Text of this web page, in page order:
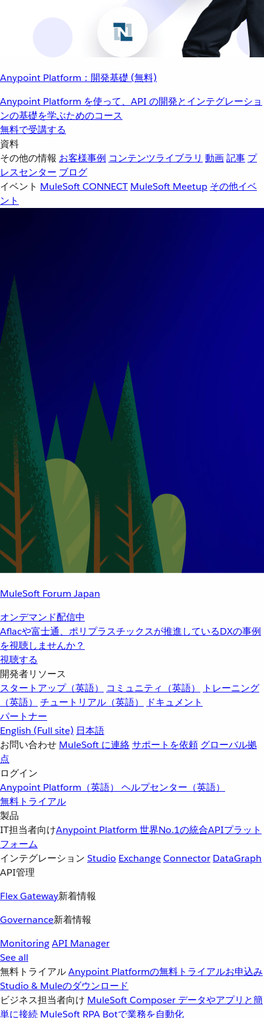
Anypoint Platform：開発基礎 (無料)
Anypoint Platform を使って、API の開発とインテグレーショ
ンの基礎を学ぶためのコース
無料で受講する
資料
その他の情報 お客様事例 コンテンツライブラリ 動画記事 プ
レスセンター ブログ
イベント MuleSoft CONNECT MuleSoft Meetup その他イベ
ント
MuleSoft Forum Japan
オンデマンド配信中
Aflacや富士通、ポリプラスチックスが推進しているDXの事例
を視聴しませんか？
視聴する
開発者リソース
スタートアップ（英語）
コミュニティ（英語）
トレーニング
（英語）
チュートリアル（英語）
ドキュメント
パートナー
English (Full site) 日本語
お問い合わせ MuleSoft に連絡サポートを依頼 グローバル拠
点
ログイン
Anypoint Platform（英語） ヘルプセンター（英語）
無料トライアル
製品
IT担当者向けAnypoint Platform 世界No.1の統合APIプラット
フォーム
インテグレーション Studio ExchangeConnector DataGraph
API管理
Flex Gateway新着情報
Governance新着情報
MonitoringAPI Manager
See all
無料トライアルAnypoint Platformの無料トライアルお申込み
Studio & Muleのダウンロード
ビジネス担当者向け MuleSoft Composer データやアプリと簡
単に接続 MuleSoft RPA Botで業務を自動化